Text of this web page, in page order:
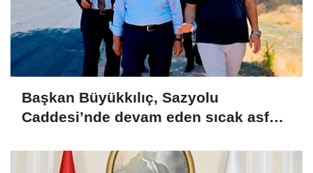
Başkan Büyükkılıç, Sazyolu
Caddesi’nde devam eden sıcak asfalt